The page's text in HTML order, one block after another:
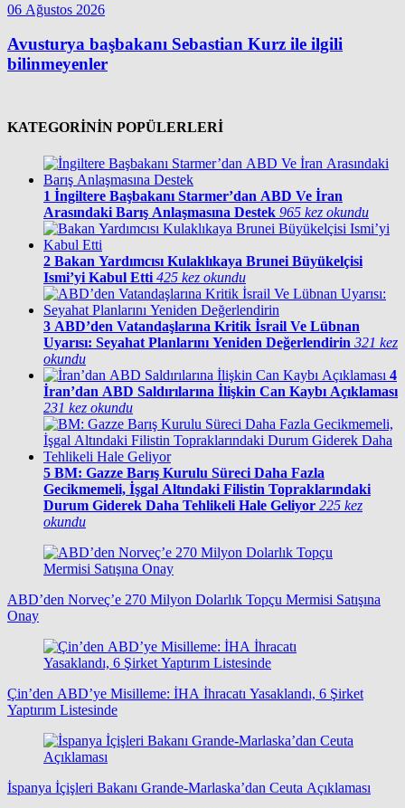
06 Ağustos 2026
Avusturya başbakanı Sebastian Kurz ile ilgili
bilinmeyenler
KATEGORİNİN POPÜLERLERİ
1 İngiltere Başbakanı Starmer’dan ABD Ve İran
Arasındaki Barış Anlaşmasına Destek 965 kez okundu
2 Bakan Yardımcısı Kulaklıkaya Brunei Büyükelçisi
Ismi’yi Kabul Etti 425 kez okundu
3 ABD’den Vatandaşlarına Kritik İsrail Ve Lübnan
Uyarısı: Seyahat Planlarını Yeniden Değerlendirin 321 kez
okundu
4
İran’dan ABD Saldırılarına İlişkin Can Kaybı Açıklaması
231 kez okundu
5 BM: Gazze Barış Kurulu Süreci Daha Fazla
Gecikmemeli, İşgal Altındaki Filistin Topraklarındaki
Durum Giderek Daha Tehlikeli Hale Geliyor 225 kez
okundu
ABD’den Norveç’e 270 Milyon Dolarlık Topçu Mermisi Satışına
Onay
Çin’den ABD’ye Misilleme: İHA İhracatı Yasaklandı, 6 Şirket
Yaptırım Listesinde
İspanya İçişleri Bakanı Grande-Marlaska’dan Ceuta Açıklaması